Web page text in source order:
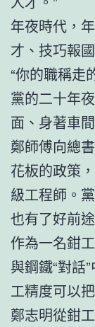
年夜時代，
才、技巧報
“你的職稱走
黨的二十年
面、身著車
鄭師傅向總
花板的政策
級工程師。
也有了好前
作為一名鉗
與鋼鐵“對話
工精度可以
鄭志明從鉗